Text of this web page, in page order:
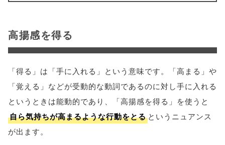
高揚感を得る
「得る」は「手に入れる」という意味です。「高まる」や
「覚える」などが受動的な動詞であるのに対し手に入れる
というときは能動的であり、「高揚感を得る」を使うと
自ら気持ちが高まるような行動をとる というニュアンス
が出ます。